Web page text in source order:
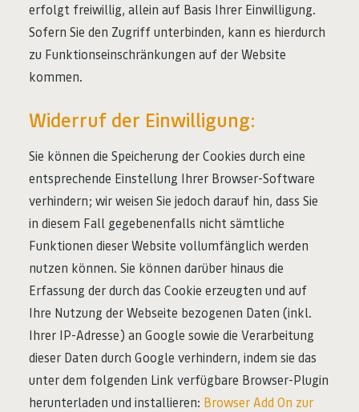
erfolgt freiwillig, allein auf Basis Ihrer Einwilligung.
Sofern Sie den Zugriff unterbinden, kann es hierdurch
zu Funktionseinschränkungen auf der Website
kommen.
Widerruf der Einwilligung:
Sie können die Speicherung der Cookies durch eine
entsprechende Einstellung Ihrer Browser-Software
verhindern; wir weisen Sie jedoch darauf hin, dass Sie
in diesem Fall gegebenenfalls nicht sämtliche
Funktionen dieser Website vollumfänglich werden
nutzen können. Sie können darüber hinaus die
Erfassung der durch das Cookie erzeugten und auf
Ihre Nutzung der Webseite bezogenen Daten (inkl.
Ihrer IP-Adresse) an Google sowie die Verarbeitung
dieser Daten durch Google verhindern, indem sie das
unter dem folgenden Link verfügbare Browser-Plugin
herunterladen und installieren: Browser Add On zur